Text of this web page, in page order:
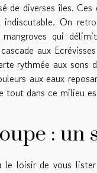
de diverses îles.
On
qui
aux
rythmée aux sons
aux eaux
tout dans ce milieu
: un
le loisir de vous